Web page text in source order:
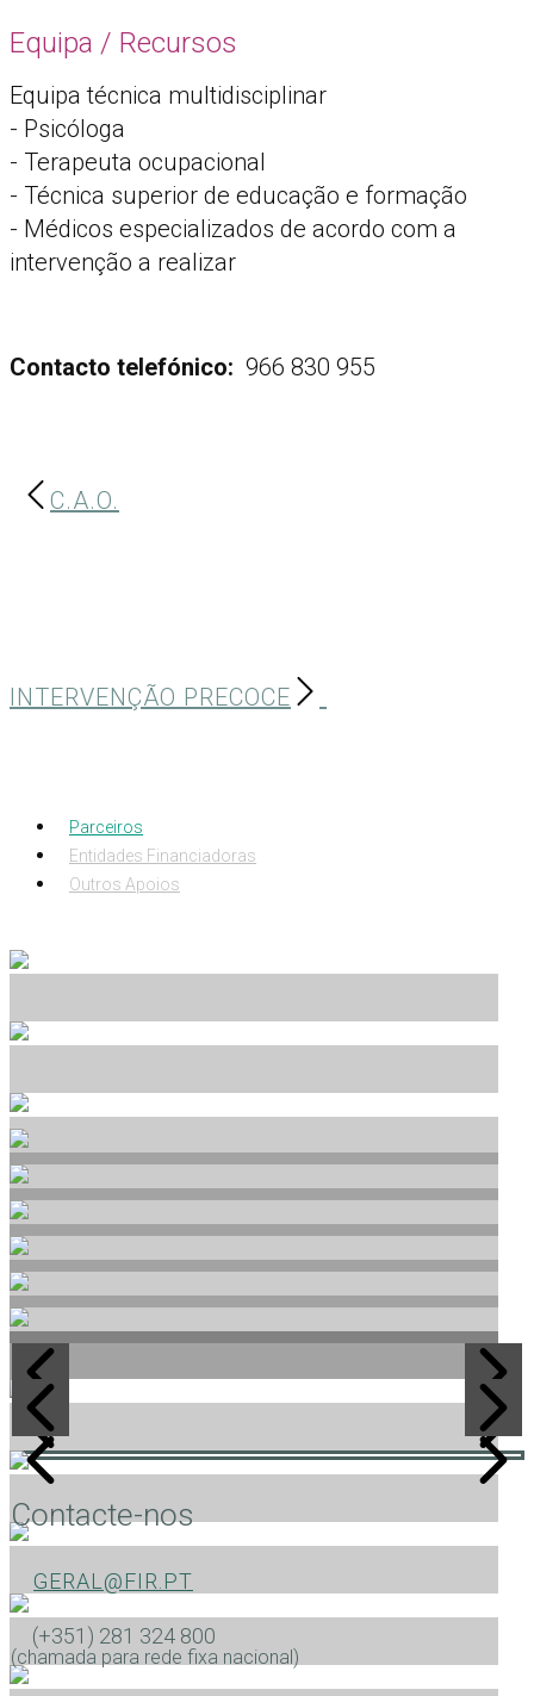
Equipa / Recursos
Equipa técnica multidisciplinar
- Psicóloga
- Terapeuta ocupacional
- Técnica superior de educação e formação
- Médicos especializados de acordo com a
intervenção a realizar
Contacto telefónico: 966 830 955
C.A.O.
INTERVENÇÃO PRECOCE
Parceiros
Entidades Financiadoras
Outros Apoios
Contacte-nos
GERAL@FIR.PT
(+351) 281 324 800
(chamada para rede fixa nacional)